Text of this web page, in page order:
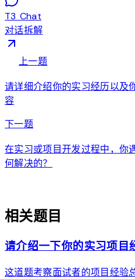
T3 Chat
对话拆解
上一题
请详细介绍你的实习经历以及
容
下一题arrow_forward
在实习或项目开发过程中，你
何解决的？
相关题目
请介绍一下你的实习项目
这道题考察面试者的项目经验